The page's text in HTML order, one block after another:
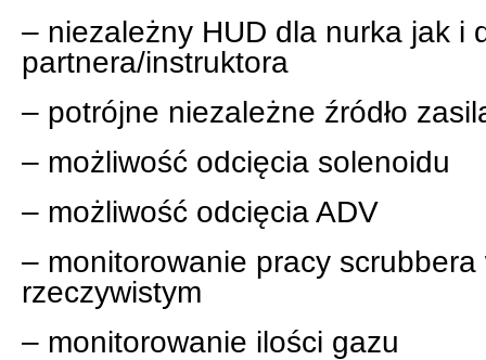
– niezależny HUD dla nurka jak i
partnera/instruktora
– potrójne niezależne źródło
– możliwość odcięcia solenoidu
– możliwość odcięcia ADV
– monitorowanie pracy scrubbera
rzeczywistym
– monitorowanie ilości gazu